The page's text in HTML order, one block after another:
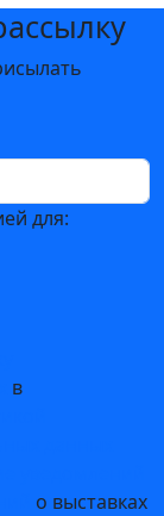
для:
в
о выставках